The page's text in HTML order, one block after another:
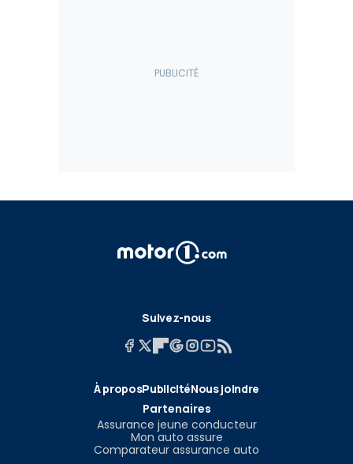
Suivez-nous
À proposPublicitéNous joindre
Partenaires
Assurance jeune conducteur
Mon auto assure
Comparateur assurance auto